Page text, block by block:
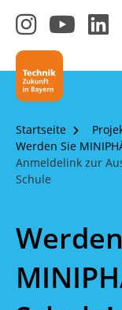
Technik - Zukunft in Bayern
Zum
Instagram-
Kanal
von
Technik-
in
Bayern
4.0
Zum
YouTube-
Startseite
Werden Sie
Anmeldelink zur
Schule